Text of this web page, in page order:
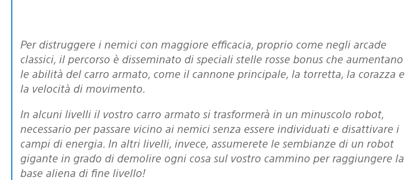
Per distruggere i nemici con maggiore efficacia, proprio come negli arcade
classici, il percorso è disseminato di speciali stelle rosse bonus che aumentano
le abilità del carro armato, come il cannone principale, la torretta, la corazza e
la velocità di movimento.
In alcuni livelli il vostro carro armato si trasformerà in un minuscolo robot,
necessario per passare vicino ai nemici senza essere individuati e disattivare i
campi di energia. In altri livelli, invece, assumerete le sembianze di un robot
gigante in grado di demolire ogni cosa sul vostro cammino per raggiungere la
base aliena di fine livello!